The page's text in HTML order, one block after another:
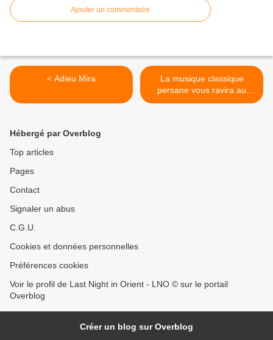
Ajouter un commentaire
< Adieu Mira
La musique classique
persane vous ravira au
Bozar (Bruxelles), le 12
Hébergé par Overblog
Top articles
Pages
Contact
Signaler un abus
C.G.U.
Cookies et données personnelles
Préférences cookies
Voir le profil de Last Night in Orient - LNO © sur le portail
Overblog
Créer un blog sur Overblog